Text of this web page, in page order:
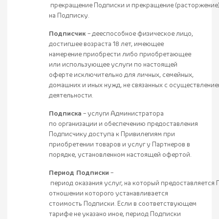
прекращение Подписки и прекращение
на Подписку.
Подписчик – дееспособное физическое лицо,
достигшее возраста 18 лет, имеющее
намерение приобрести либо приобретающее
или использующее услуги по настоящей
оферте исключительно для личных, семейных,
домашних и иных нужд, не связанных с
деятельности.
Подписка – услуги Администратора
по организации и обеспечению предоставления
Подписчику доступа к Привилегиям при
приобретении товаров и услуг у Партнеров в
порядке, установленном настоящей офертой.
Период Подписки –
период оказания услуг, на который предоставляется
отношении которого устанавливается
стоимость Подписки. Если в соответствующем
тарифе не указано иное, период Подписки